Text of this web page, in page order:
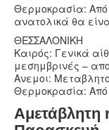
Θερμοκρασία:
ανατολικά θα
ΘΕΣΣΑΛΟΝΙΚΗ
Καιρός: Γενικά
μεσημβρινές –
Ανεμοι:
Θερμοκρασία:
Αμετάβλητη